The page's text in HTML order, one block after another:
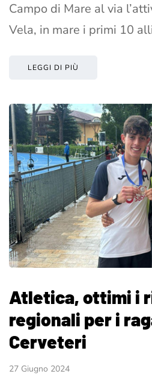
Campo di Mare al via
Vela, in mare i primi 10
LEGGI DI PIÙ
Atletica, ottimi i
regionali per i
Cerveteri
27 Giugno 2024